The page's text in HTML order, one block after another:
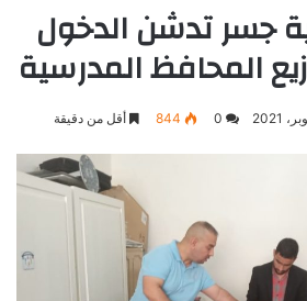
جسر تدشن الدخول
المحافظ المدرسية
0
844 أقل من دقيقة